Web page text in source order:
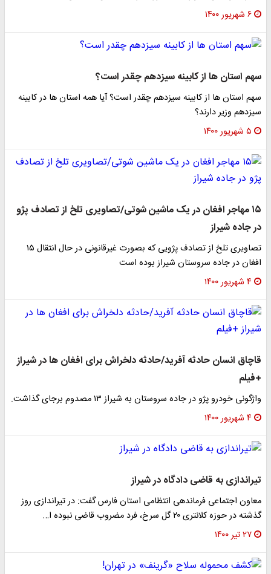
۶ شهریور ۱۴۰۰
سهم استان ها از کابینه سیزدهم چقدر است؟
سهم استان ها از کابینه سیزدهم چقدر است؟ آیا همه استان ها در کابینه
سیزدهم وزیر دارند؟
۵ شهریور ۱۴۰۰
۱۵ مهاجر افغان در یک ماشین شوتی/تصاویری تلخ از تصادف پژو
در جاده شیراز
تصاویری تلخ از تصادف پژویی که بصورت غیرقانونی در حال انتقال ۱۵
افغان در جاده سروستان شیراز بوده است
۴ شهریور ۱۴۰۰
قاچاق انسان حادثه آفرید/حادثه دلخراش برای افغان ها در شیراز
+فیلم
واژگونی خودرو پژو در جاده سروستان به شیراز ۱۳ مصدوم برجای گذاشت.
۴ شهریور ۱۴۰۰
تیراندازی به قاضی دادگاه در شیراز
معاون اجتماعی فرماندهی انتظامی استان فارس گفت: در تیراندازی روز
گذشته در حوزه کلانتری ۲۰ گل سرخ، فرد مضروب قاضی نبوده ا…
۲۷ تیر ۱۴۰۰